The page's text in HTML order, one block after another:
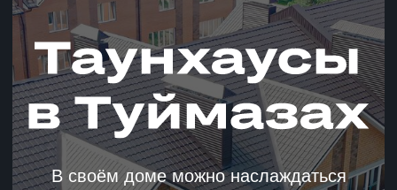
Свободные дома
В своём доме можно наслаждаться
комфортом, уютом и уединением